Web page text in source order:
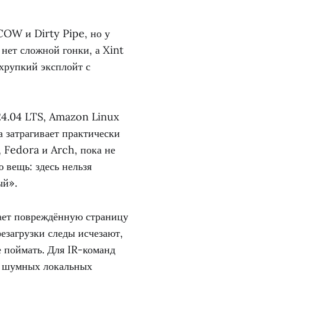
и Dirty Pipe, но у
сложной гонки, а Xint
эксплойт с
LTS, Amazon Linux
практически
Fedora и Arch, пока не
вещь: здесь нельзя
повреждённую страницу
следы исчезают,
Для IR-команд
шумных локальных